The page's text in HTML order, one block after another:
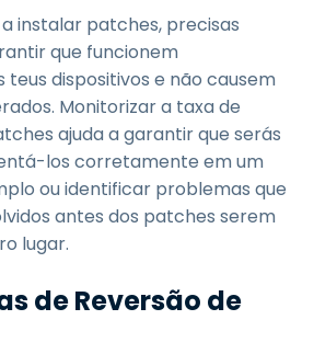
instalar patches, precisas
que funcionem
dispositivos e não causem
Monitorizar a taxa de
ajuda a garantir que serás
los corretamente em um
ou identificar problemas que
antes dos patches serem
lugar.
de Reversão de